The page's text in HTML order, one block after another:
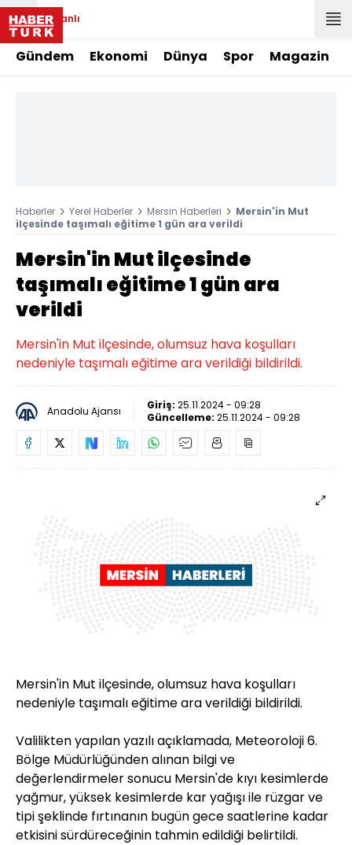
Canlı
Gündem Ekonomi Dünya Spor Magazin
Haberler Yerel Haberler Mersin Haberleri
Mersin'in Mut
ilçesinde taşımalı eğitime 1 gün ara verildi
Mersin'in Mut ilçesinde
taşımalı eğitime 1 gün ara
verildi
Mersin'in Mut ilçesinde, olumsuz hava koşulları
nedeniyle taşımalı eğitime ara verildiği bildirildi.
Anadolu Ajansı Giriş: 25.11.2024 - 09:28
Güncelleme: 25.11.2024 - 09:28
Mersin'in Mut ilçesinde, olumsuz hava koşulları
nedeniyle taşımalı eğitime ara verildiği bildirildi.
Valilikten yapılan yazılı açıklamada, Meteoroloji 6.
Bölge Müdürlüğünden alınan bilgi ve
değerlendirmeler sonucu Mersin'de kıyı kesimlerde
yağmur, yüksek kesimlerde kar yağışı ile rüzgar ve
tipi şeklinde fırtınanın bugün gece saatlerine kadar
etkisini sürdüreceğinin tahmin edildiği belirtildi.